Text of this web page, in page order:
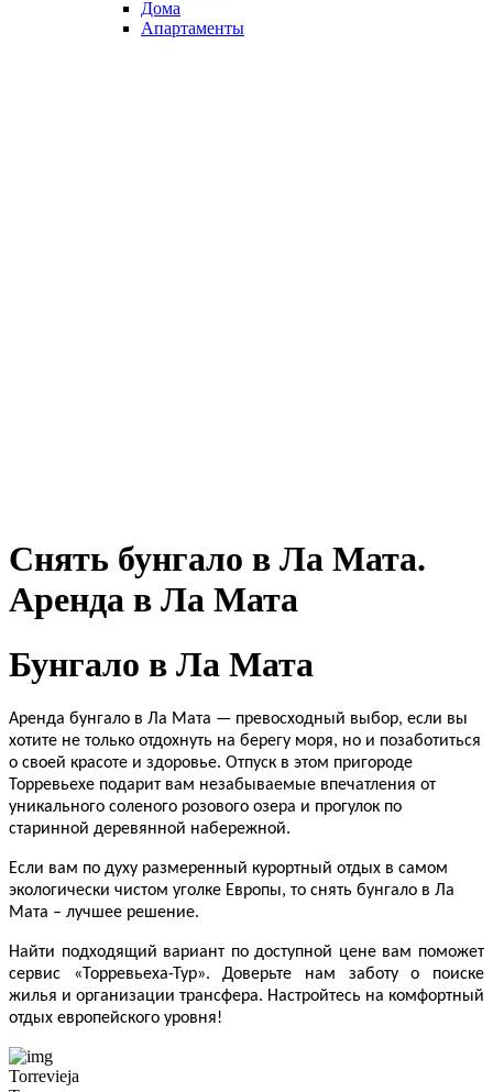
Дома
Апартаменты
Снять бунгало в Ла Мата.
Аренда в Ла Мата
Бунгало в Ла Мата
Аренда бунгало в Ла Мата — превосходный выбор, если вы
хотите не только отдохнуть на берегу моря, но и позаботиться
о своей красоте и здоровье. Отпуск в этом пригороде
Торревьехе подарит вам незабываемые впечатления от
уникального соленого розового озера и прогулок по
старинной деревянной набережной.
Если вам по духу размеренный курортный отдых в самом
экологически чистом уголке Европы, то снять бунгало в Ла
Мата – лучшее решение.
Найти подходящий вариант по доступной цене вам поможет
сервис «Торревьеха-Тур». Доверьте нам заботу о поиске
жилья и организации трансфера. Настройтесь на комфортный
отдых европейского уровня!
Torrevieja